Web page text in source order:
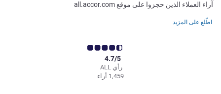
آراء العملاء الذين حجزوا على موقع all.accor.com
اطّلع على المزيد
رأي ALL
4.7/5
1,459 أراء